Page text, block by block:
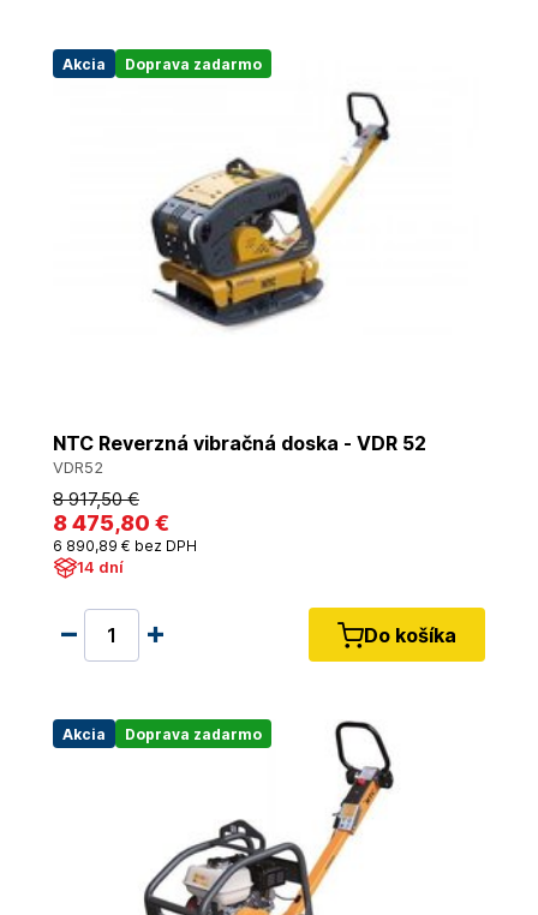
Akcia Doprava zadarmo
NTC Reverzná vibračná doska - VDR 52
VDR52
8 917,50 €
8 475,80 €
6 890,89 € bez DPH
14 dní
Do košíka
Akcia Doprava zadarmo